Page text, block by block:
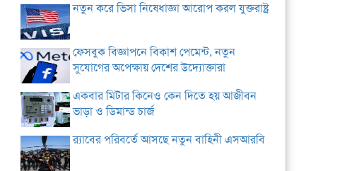
নতুন করে ভিসা নিষেধাজ্ঞা আরোপ করল যুক্তরাষ্ট্র
ফেসবুক বিজ্ঞাপনে বিকাশ পেমেন্ট, নতুন
সুযোগের অপেক্ষায় দেশের উদ্যোক্তারা
একবার মিটার কিনেও কেন দিতে হয় আজীবন
ভাড়া ও ডিমান্ড চার্জ
র‌্যাবের পরিবর্তে আসছে নতুন বাহিনী এসআরবি